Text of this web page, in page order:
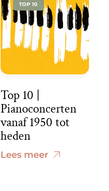
TOP 10
Top 10 |
Pianoconcerten
vanaf 1950 tot
heden
Lees meer